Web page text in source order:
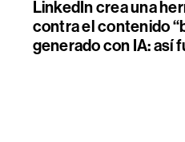
LinkedIn crea una
contra el contenido
generado con IA: así